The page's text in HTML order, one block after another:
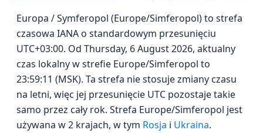
Europa / Symferopol (Europe/Simferopol) to strefa
czasowa IANA o standardowym przesunięciu
UTC+03:00. Od Thursday, 6 August 2026, aktualny
czas lokalny w strefie Europe/Simferopol to
23:59:11 (MSK). Ta strefa nie stosuje zmiany czasu
na letni, więc jej przesunięcie UTC pozostaje takie
samo przez cały rok. Strefa Europe/Simferopol jest
używana w 2 krajach, w tym Rosja i Ukraina.